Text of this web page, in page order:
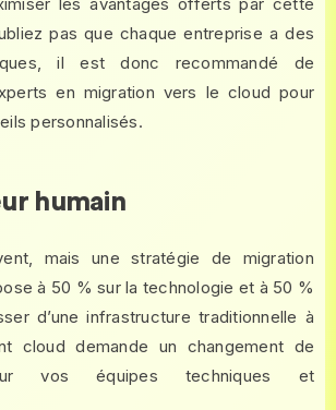
pas que chaque entreprise a des
il est donc recommandé de
en migration vers le cloud pour
personnalisés.
humain
mais une stratégie de migration
à 50 % sur la technologie et à 50 %
d’une infrastructure traditionnelle à
cloud demande un changement de
vos équipes techniques et